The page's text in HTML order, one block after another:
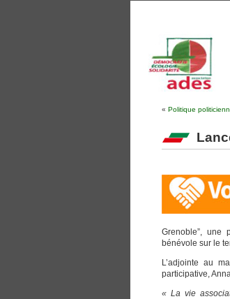
« Politique
Grenoble”, une
bénévole sur le
L’adjointe au
participative,
« La vie